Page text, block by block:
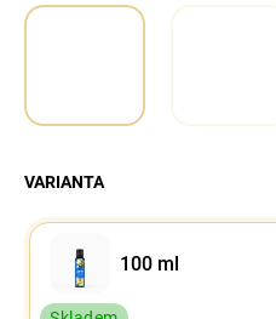
VARIANTA
100 ml